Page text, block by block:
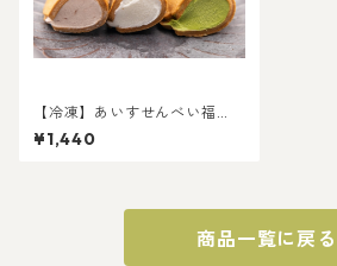
【冷凍】あいすせんべい福
鼓 3個セット（みるく、イチ
ゴ、抹茶、各1個ずつ）
¥1,440
商品一覧に戻る